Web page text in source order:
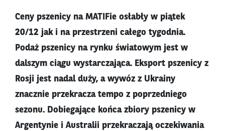
Ceny pszenicy na MATIFie osłabły w piątek
20/12 jak i na przestrzeni całego tygodnia.
Podaż pszenicy na rynku światowym jest w
dalszym ciągu wystarczająca. Eksport pszenicy z
Rosji jest nadal duży, a wywóz z Ukrainy
znacznie przekracza tempo z poprzedniego
sezonu. Dobiegające końca zbiory pszenicy w
Argentynie i Australii przekraczają oczekiwania